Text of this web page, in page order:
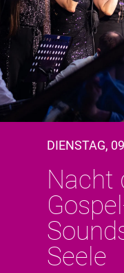
DIENSTAG,
Nacht
Seele